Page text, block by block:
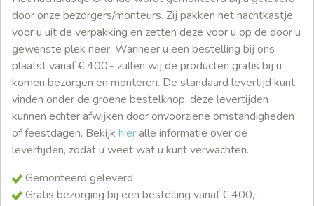
door onze bezorgers/monteurs. Zij pakken het nachtkastje
voor u uit de verpakking en zetten deze voor u op de door u
gewenste plek neer. Wanneer u een bestelling bij ons
plaatst vanaf € 400,- zullen wij de producten gratis bij u
komen bezorgen en monteren. De standaard levertijd kunt
vinden onder de groene bestelknop, deze levertijden
kunnen echter afwijken door onvoorziene omstandigheden
of feestdagen. Bekijk hieralle informatie over de
levertijden, zodat u weet wat u kunt verwachten.
Gemonteerd geleverd
Gratis bezorging bij een bestelling vanaf € 400,-